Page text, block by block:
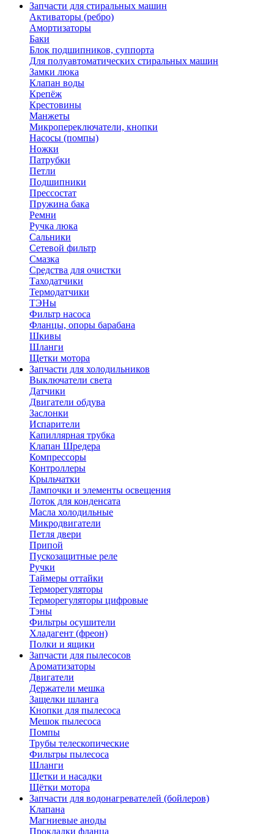
Запчасти для стиральных машин
Активаторы (ребро)
Амортизаторы
Баки
Блок подшипников, суппорта
Для полуавтоматических стиральных машин
Замки люка
Клапан воды
Крепёж
Крестовины
Манжеты
Микропереключатели, кнопки
Насосы (помпы)
Ножки
Патрубки
Петли
Подшипники
Прессостат
Пружина бака
Ремни
Ручка люка
Сальники
Сетевой фильтр
Смазка
Средства для очистки
Таходатчики
Термодатчики
ТЭНы
Фильтр насоса
Фланцы, опоры барабана
Шкивы
Шланги
Щетки мотора
Запчасти для холодильников
Выключатели света
Датчики
Двигатели обдува
Заслонки
Испарители
Капиллярная трубка
Клапан Шредера
Компрессоры
Контроллеры
Крыльчатки
Лампочки и элементы освещения
Лоток для конденсата
Масла холодильные
Микродвигатели
Петля двери
Припой
Пускозащитные реле
Ручки
Таймеры оттайки
Терморегуляторы
Терморегуляторы цифровые
Тэны
Фильтры осушители
Хладагент (фреон)
Полки и ящики
Запчасти для пылесосов
Ароматизаторы
Двигатели
Держатели мешка
Защелки шланга
Кнопки для пылесоса
Мешок пылесоса
Помпы
Трубы телескопические
Фильтры пылесоса
Шланги
Щетки и насадки
Щётки мотора
Запчасти для водонагревателей (бойлеров)
Клапана
Магниевые аноды
Прокладки фланца